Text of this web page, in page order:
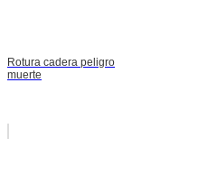
Rotura cadera peligro
muerte